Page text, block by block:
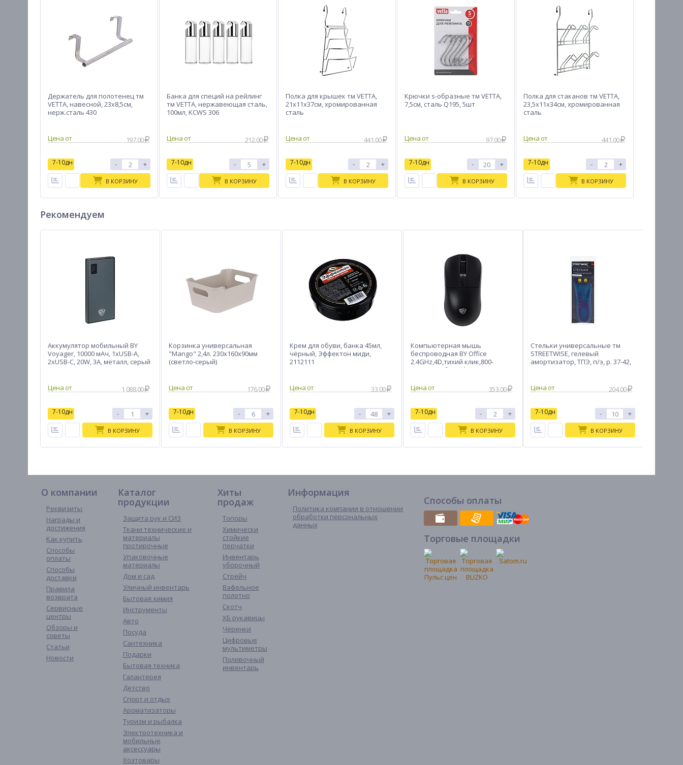
Держатель для полотенец тм
VETTA, навесной, 23x8,5см,
нерж.сталь 430
Цена от 197.00
7-10дн - +
В КОРЗИНУ
Банка для специй на рейлинг
тм VETTA, нержавеющая сталь,
100мл, KCWS 306
Цена от 212.00
7-10дн - +
В КОРЗИНУ
Полка для крышек тм VETTA,
21x11x37см, хромированная
сталь
Цена от 441.00
7-10дн - +
В КОРЗИНУ
Крючки s-образные тм VETTA,
7,5см, сталь Q195, 5шт
Цена от 97.00
7-10дн - +
В КОРЗИНУ
Полка для стаканов тм VETTA,
23,5x11x34cм, хромированная
сталь
Цена от 441.00
7-10дн - +
В КОРЗИНУ
Рекомендуем
Аккумулятор мобильный BY
Voyager, 10000 мАч, 1xUSB-A,
2xUSB-C, 20W, 3A, металл, серый
1 088.00
7-10дн - +
В КОРЗИНУ
Корзинка универсальная
"Mango" 2,4л. 230х160х90мм
(светло-серый)
176.00
7-10дн - +
В КОРЗИНУ
Крем для обуви, банка 45мл,
чёрный, Эффектон миди,
2112111
33.00
7-10дн - +
В КОРЗИНУ
Компьютерная мышь
беспроводная BY Office
2.4GHz,4D,тихий клик,800-
1600DPI,SoftTouch,2xAАA,черны
353.00
7-10дн - +
В КОРЗИНУ
Стельки универсальные тм
STREETWISE, гелевый
амортизатор, ТПЭ, п/э, р. 37-42,
204.00
7-10дн - +
В КОРЗИНУ
О компании
Реквизиты
Награды и
достижения
Как купить
Способы
оплаты
Способы
доставки
Правила
возврата
Сервисные
центры
Обзоры и
советы
Статьи
Новости
Каталог
продукции
Защита рук и СИЗ
Ткани технические и
материалы
протирочные
Упаковочные
материалы
Дом и сад
Уличный инвентарь
Бытовая химия
Инструменты
Авто
Посуда
Сантехника
Подарки
Бытовая техника
Галантерея
Детство
Спорт и отдых
Ароматизаторы
Туризм и рыбалка
Электротехника и
мобильные
аксессуары
Хозтовары
Хиты
продаж
Топоры
Химически
стойкие
перчатки
Инвентарь
уборочный
Стрейч
Вафельное
полотно
Скотч
ХБ рукавицы
Черенки
Цифровые
мультиметры
Поливочный
инвентарь
Информация
Политика компании в отношении
обработки персональных
данных
Способы оплаты
Торговые площадки